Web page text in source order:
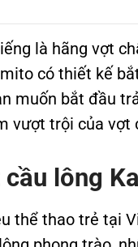
là hãng vợt
có thiết kế
muốn bắt đầu
vượt trội của
lông
thể thao trẻ tại